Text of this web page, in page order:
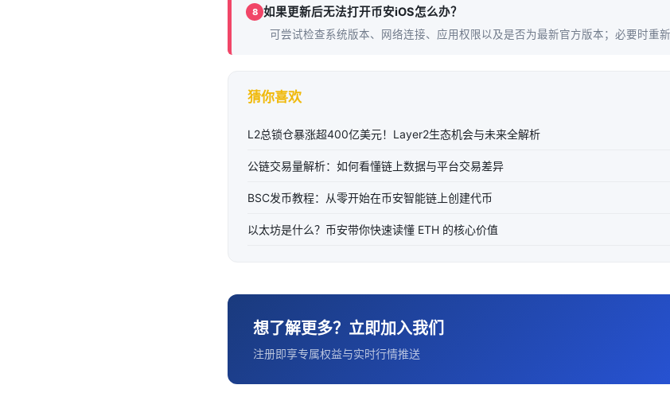
8 如果更新后无法打开币安iOS怎么办？
可尝试检查系统版本、网络连接、应用权限以及是否为最新官方版本；必要时重新
猜你喜欢
L2总锁仓暴涨超400亿美元！Layer2生态机会与未来全解析
公链交易量解析：如何看懂链上数据与平台交易差异
BSC发币教程：从零开始在币安智能链上创建代币
以太坊是什么？币安带你快速读懂 ETH 的核心价值
想了解更多？立即加入我们
注册即享专属权益与实时行情推送